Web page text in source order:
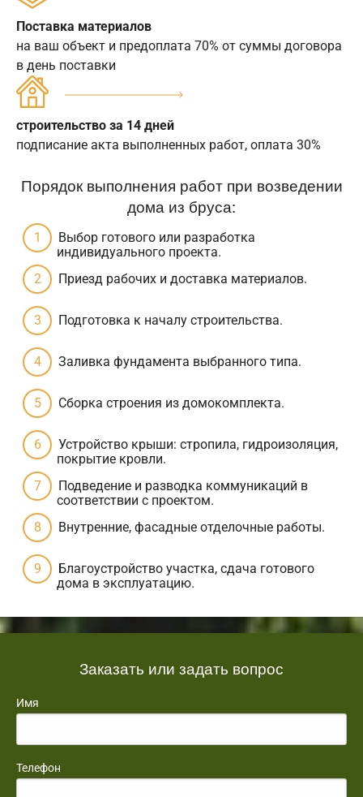
Поставка материалов
на ваш объект и предоплата 70% от суммы договора
в день поставки
строительство за 14 дней
подписание акта выполненных работ, оплата 30%
Порядок выполнения работ при возведении
дома из бруса:
Выбор готового или разработка
индивидуального проекта.
Приезд рабочих и доставка материалов.
Подготовка к началу строительства.
Заливка фундамента выбранного типа.
Сборка строения из домокомплекта.
Устройство крыши: стропила, гидроизоляция,
покрытие кровли.
Подведение и разводка коммуникаций в
соответствии с проектом.
Внутренние, фасадные отделочные работы.
Благоустройство участка, сдача готового
дома в эксплуатацию.
Заказать или задать вопрос
Имя
Телефон